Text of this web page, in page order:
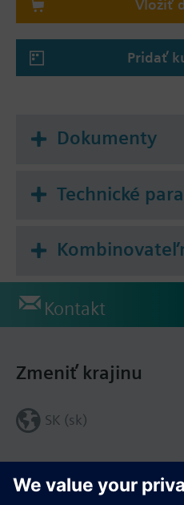
Vložiť
Pridať
Dokumenty
Technické
Kontakt
Zdieľať túto
Zmeniť krajinu
SK (sk)